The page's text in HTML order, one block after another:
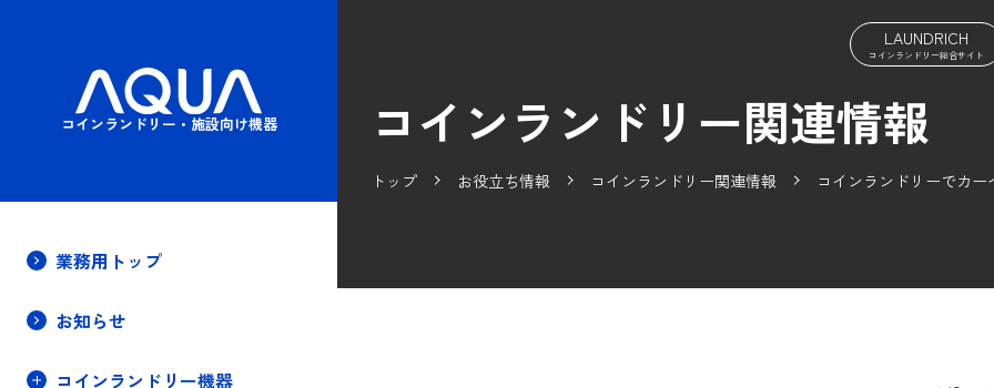
コインランドリー・施設向け機器
LAUNDRICH
コインランドリー総合サイト
業務用トップ
お知らせ
コインランドリー機器
コインランドリー関連情報
トップ お役立ち情報 コインランドリー関連情報 コインランドリーでカ